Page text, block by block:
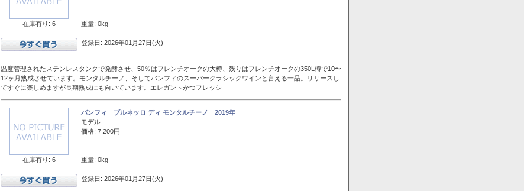
在庫有り: 6 重量: 0kg
登録日: 2026年01月27日(火)
温度管理されたステンレスタンクで発酵させ、50％はフレンチオークの大樽、残りはフレンチオークの350L樽で10〜
12ヶ月熟成させています。モンタルチーノ、そしてバンフィのスーパークラシックワインと言える一品。リリースし
てすぐに楽しめますが長期熟成にも向いています。エレガントかつフレッシ
在庫有り: 6
バンフィ ブルネッロ ディ モンタルチーノ 2019年
モデル:
価格: 7,200円
重量: 0kg
登録日: 2026年01月27日(火)